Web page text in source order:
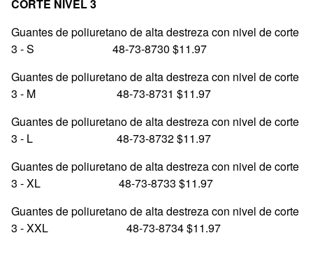
CORTE NIVEL 3
Guantes de poliuretano de alta destreza con nivel de corte
3 - S 48-73-8730 $11.97
Guantes de poliuretano de alta destreza con nivel de corte
3 - M 48-73-8731 $11.97
Guantes de poliuretano de alta destreza con nivel de corte
3 - L 48-73-8732 $11.97
Guantes de poliuretano de alta destreza con nivel de corte
3 - XL 48-73-8733 $11.97
Guantes de poliuretano de alta destreza con nivel de corte
3 - XXL 48-73-8734 $11.97